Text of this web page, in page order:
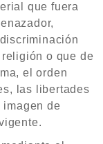
que fuera
o que de
el orden
las libertades
de